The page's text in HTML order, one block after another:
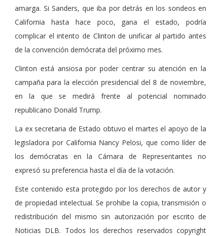
amarga. Si Sanders, que iba por detrás en los sondeos en
California hasta hace poco, gana el estado, podría
complicar el intento de Clinton de unificar al partido antes
de la convención demócrata del próximo mes.
Clinton está ansiosa por poder centrar su atención en la
campaña para la elección presidencial del 8 de noviembre,
en la que se medirá frente al potencial nominado
republicano Donald Trump.
La ex secretaria de Estado obtuvo el martes el apoyo de la
legisladora por California Nancy Pelosi, que como líder de
los demócratas en la Cámara de Representantes no
expresó su preferencia hasta el día de la votación.
Este contenido esta protegido por los derechos de autor y
de propiedad intelectual. Se prohibe la copia, transmisión o
redistribución del mismo sin autorización por escrito de
Noticias DLB. Todos los derechos reservados copyright